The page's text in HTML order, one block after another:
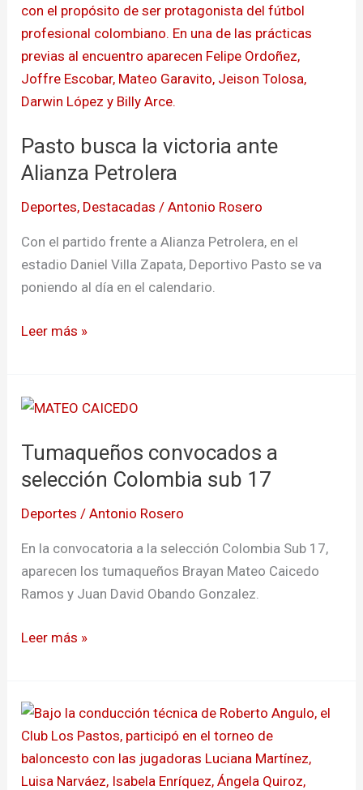
Pasto busca la victoria ante
Alianza Petrolera
Deportes, Destacadas /Antonio Rosero
Con el partido frente a Alianza Petrolera, en el
estadio Daniel Villa Zapata, Deportivo Pasto se va
poniendo al día en el calendario.
la
victoria
ante
Alianza
Petrolera
Leer más »
Tumaqueños convocados a
selección Colombia sub 17
Deportes /Antonio Rosero
En la convocatoria a la selección Colombia Sub 17,
aparecen los tumaqueños Brayan Mateo Caicedo
Ramos y Juan David Obando Gonzalez.
Tumaqueños
a
selección
sub
17
Leer más »
Pasto
vivió
torneo
binacional